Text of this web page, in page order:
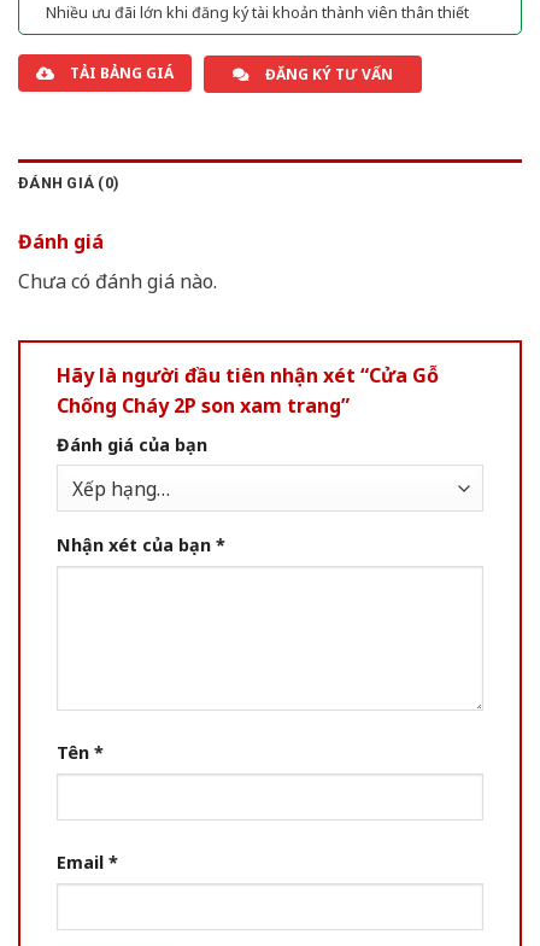
Nhiều ưu đãi lớn khi đăng ký tài khoản thành viên thân thiết
TẢI BẢNG GIÁ ĐĂNG KÝ TƯ VẤN
ĐÁNH GIÁ (0)
Đánh giá
Chưa có đánh giá nào.
Hãy là người đầu tiên nhận xét “Cửa Gỗ
Chống Cháy 2P son xam trang”
Đánh giá của bạn
Nhận xét của bạn *
Tên *
Email *